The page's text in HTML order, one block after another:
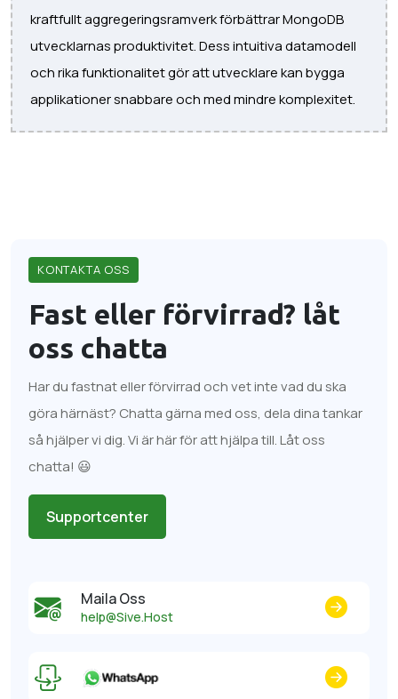
kraftfullt aggregeringsramverk förbättrar MongoDB
utvecklarnas produktivitet. Dess intuitiva datamodell
och rika funktionalitet gör att utvecklare kan bygga
applikationer snabbare och med mindre komplexitet.
KONTAKTA OSS
Fast eller förvirrad? låt
oss chatta
Har du fastnat eller förvirrad och vet inte vad du ska
göra härnäst? Chatta gärna med oss, dela dina tankar
så hjälper vi dig. Vi är här för att hjälpa till. Låt oss
chatta! 😃
Supportcenter
Maila Oss
help@Sive.Host